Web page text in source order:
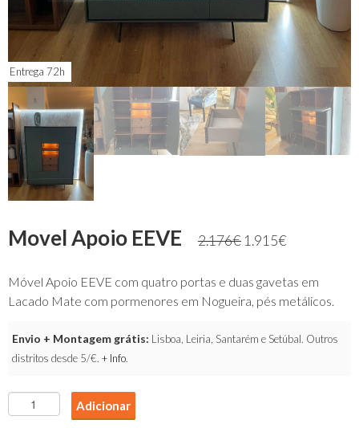
Entrega 72h
Movel Apoio EEVE 2.176€ 1.915€
Móvel Apoio EEVE com quatro portas e duas gavetas em
Lacado Mate com pormenores em Nogueira, pés metálicos.
Envio + Montagem grátis: Lisboa, Leiria, Santarém e Setúbal. Outros
distritos desde 5/€. + Info.
Quantidade
de
Adicionar